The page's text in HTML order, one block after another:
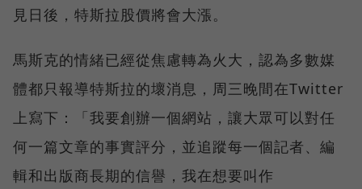
見日後，特斯拉股價將會大漲。
馬斯克的情緒已經從焦慮轉為火大，認為多數媒
體都只報導特斯拉的壞消息，周三晚間在Twitter
上寫下：「我要創辦一個網站，讓大眾可以對任
何一篇文章的事實評分，並追蹤每一個記者、編
輯和出版商長期的信譽，我在想要叫作